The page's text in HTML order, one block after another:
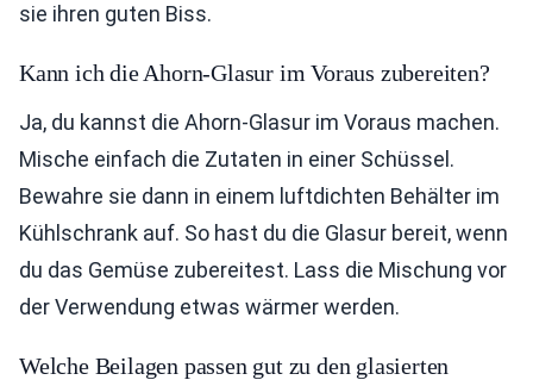
sie ihren guten Biss.
Kann ich die Ahorn-Glasur im Voraus zubereiten?
Ja, du kannst die Ahorn-Glasur im Voraus machen.
Mische einfach die Zutaten in einer Schüssel.
Bewahre sie dann in einem luftdichten Behälter im
Kühlschrank auf. So hast du die Glasur bereit, wenn
du das Gemüse zubereitest. Lass die Mischung vor
der Verwendung etwas wärmer werden.
Welche Beilagen passen gut zu den glasierten